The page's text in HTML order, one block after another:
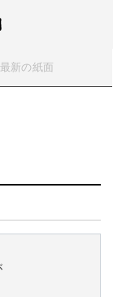
最新の紙面